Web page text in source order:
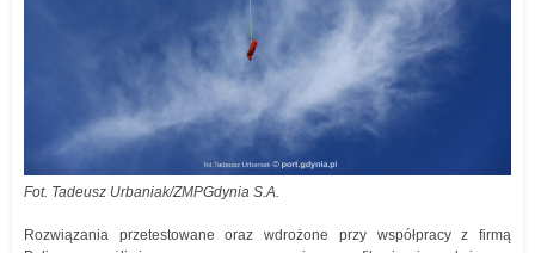
Fot. Tadeusz Urbaniak/ZMPGdynia S.A.
Rozwiązania przetestowane oraz wdrożone przy współpracy z firmą